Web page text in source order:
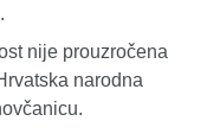
nije prouzročena
narodna